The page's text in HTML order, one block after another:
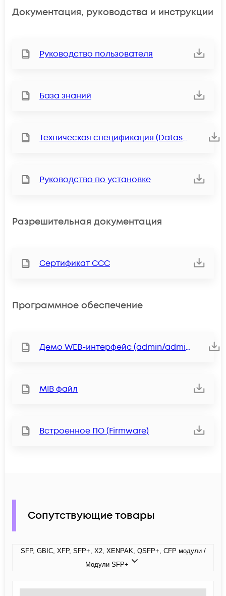
Документация, руководства и инструкции
Руководство пользователя
База знаний
Техническая спецификация (Datasheet)
Руководство по установке
Разрешительная документация
Сертификат ССС
Программное обеспечение
Демо WEB-интерфейс (admin/admin)
MIB файл
Встроенное ПО (Firmware)
Сопутствующие товары
SFP, GBIC, XFP, SFP+, X2, XENPAK, QSFP+, CFP модули /
Модули SFP+